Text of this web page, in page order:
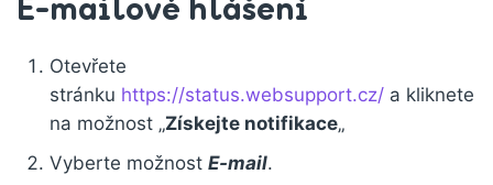
Otevřete
stránku https://status.websupport.cz/ a kliknete
na možnost „Získejte notifikace„
Vyberte možnost E-mail.